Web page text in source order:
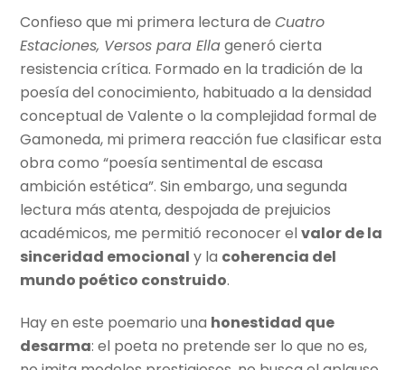
Confieso que mi primera lectura deCuatro
Estaciones, Versos para Ellageneró cierta
resistencia crítica. Formado en la tradición de la
poesía del conocimiento, habituado a la densidad
conceptual de Valente o la complejidad formal de
Gamoneda, mi primera reacción fue clasificar esta
obra como “poesía sentimental de escasa
ambición estética”. Sin embargo, una segunda
lectura más atenta, despojada de prejuicios
académicos, me permitió reconocer elvalor de la
sinceridad emocional y la coherencia del
mundo poético construido.
Hay en este poemario una honestidad que
desarma: el poeta no pretende ser lo que no es,